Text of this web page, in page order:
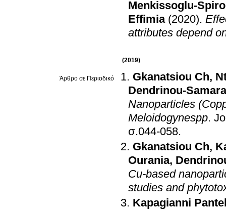
Menkissoglu-
Effimia (2020).
attributes depend
(2019)
Άρθρο σε Περιοδικό Gkanatsiou Ch,
Dendrinou-
Nanoparticles
Meloidogynespp.
σ.044-058.
Gkanatsiou Ch,
Ourania,
Cu-based
studies and
Kapagianni